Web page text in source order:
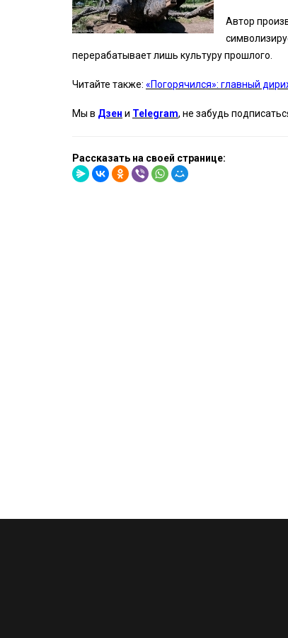
Автор
перерабатывает лишь культуру прошлого.
Читайте также: «Погорячился»: главный
Мы в Дзен и Telegram, не забудь
Рассказать на своей странице: